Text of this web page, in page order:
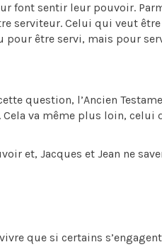
font sentir leur pouvoir.
serviteur. Celui qui veut
pour être servi, mais pour
question, l’Ancien
va même plus loin, celui
et, Jacques et Jean ne
que si certains